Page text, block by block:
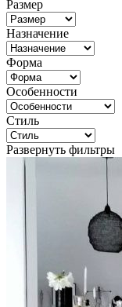
Размер
Назначение
Форма
Особенности
Стиль
Развернуть фильтры